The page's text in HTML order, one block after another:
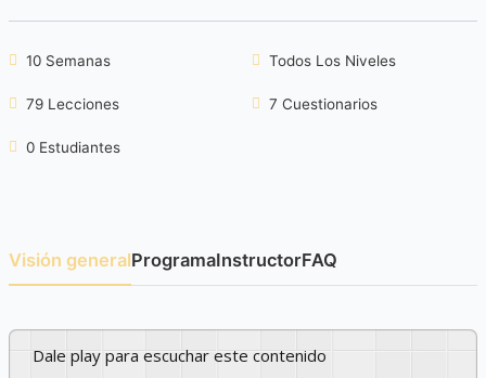
10 Semanas Todos Los Niveles
79 Lecciones 7 Cuestionarios
0 Estudiantes
Visión generalProgramaInstructorFAQ
Dale play para escuchar este contenido